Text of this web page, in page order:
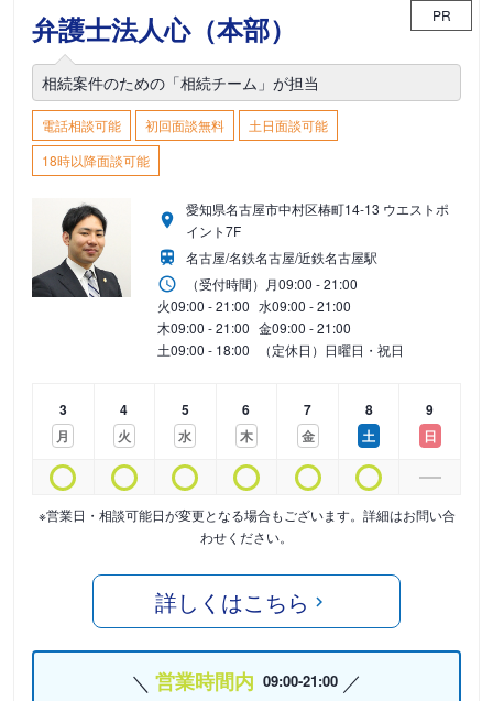
弁護士法人心（本部） PR
相続案件のための「相続チーム」が担当
電話相談可能 初回面談無料
土日面談可能
18時以降面談可能
愛知県名古屋市中村区椿町14-13 ウエストポ
イント7F
名古屋/名鉄名古屋/近鉄名古屋駅
（受付時間） 月09:00 - 21:00
火09:00 - 21:00 水09:00 - 21:00
木09:00 - 21:00 金09:00 - 21:00
土09:00 - 18:00 （定休日）日曜日・祝日
3
月
4
火
5
水
6
木
7
金
8
土
9
日
※営業日・相談可能日が変更となる場合もございます。詳細はお問い合
わせください。
詳しくはこちら
営業時間内 09:00-21:00